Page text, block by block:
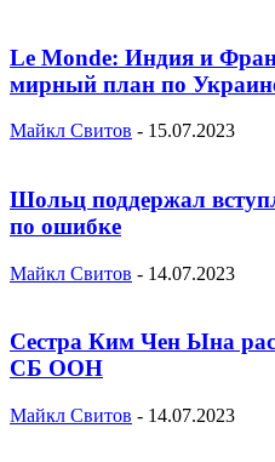
Le Monde: Индия и
мирный план по
Майкл Свитов - 15.07.2023
Шольц поддержал
по ошибке
Майкл Свитов - 14.07.2023
Сестра Ким Чен Ына
СБ ООН
Майкл Свитов - 14.07.2023